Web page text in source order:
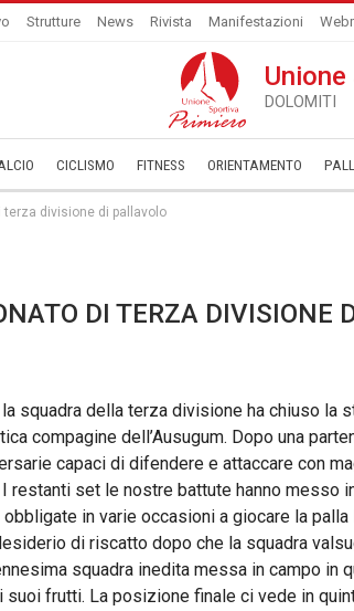
Strutture News Rivista Manifestazioni
CICLISMO FITNESS ORIENTAMENTO
divisione di pallavolo
DI TERZA DIVISIONE
squadra della terza divisione ha chiuso la
compagine dell’Ausugum. Dopo una
capaci di difendere e attaccare con
set le nostre battute hanno messo
in varie occasioni a giocare la
di riscatto dopo che la squadra
squadra inedita messa in campo in
suoi frutti. La posizione finale ci vede in